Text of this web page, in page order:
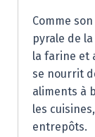
Comme
pyrale de
la farine et
se nourrit
aliments à
les
entrepôts.